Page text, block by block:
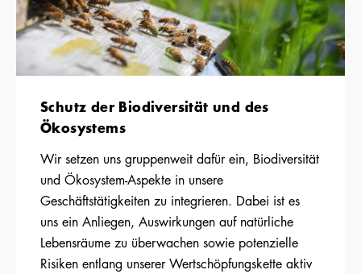
Schutz der Biodiversität und des
Ökosystems
Wir setzen uns gruppenweit dafür ein, Biodiversität
und Ökosystem-Aspekte in unsere
Geschäftstätigkeiten zu integrieren. Dabei ist es
uns ein Anliegen, Auswirkungen auf natürliche
Lebensräume zu überwachen sowie potenzielle
Risiken entlang unserer Wertschöpfungskette aktiv